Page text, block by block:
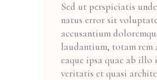
Sed ut perspiciatis
natus error sit
accusantium
laudantium, totam rem
eaque ipsa quae ab illo
veritatis et quasi